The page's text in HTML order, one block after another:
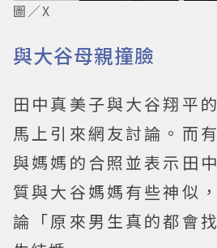
圖／X
與大谷母親撞臉
田中真美子與大谷翔平
馬上引來網友討論。而
與媽媽的合照並表示田
質與大谷媽媽有些神似
論「原來男生真的都會